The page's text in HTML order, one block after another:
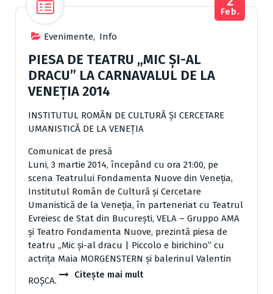
Evenimente, Info
Feb.
PIESA DE TEATRU „MIC ŞI-AL
DRACU” LA CARNAVALUL DE LA
VENEŢIA 2014
INSTITUTUL ROMÂN DE CULTURĂ ŞI CERCETARE
UMANISTICĂ DE LA VENEŢIA
Comunicat de presă
Luni, 3 martie 2014, începând cu ora 21:00, pe
scena Teatrului Fondamenta Nuove din Veneţia,
Institutul Român de Cultură şi Cercetare
Umanistică de la Veneţia, în parteneriat cu Teatrul
Evreiesc de Stat din Bucureşti, VELA – Gruppo AMA
şi Teatro Fondamenta Nuove, prezintă piesa de
teatru „Mic şi-al dracu | Piccolo e birichino” cu
actriţa Maia MORGENSTERN şi balerinul Valentin
ROŞCA.
Citește mai mult